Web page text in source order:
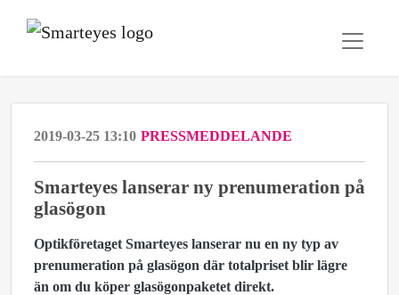
2019-03-25 13:10 PRESSMEDDELANDE
Smarteyes lanserar ny prenumeration på
glasögon
Optikföretaget Smarteyes lanserar nu en ny typ av
prenumeration på glasögon där totalpriset blir lägre
än om du köper glasögonpaketet direkt.